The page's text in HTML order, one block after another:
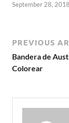
September 28, 2018
PREVIOUS
Bandera de
Colorear